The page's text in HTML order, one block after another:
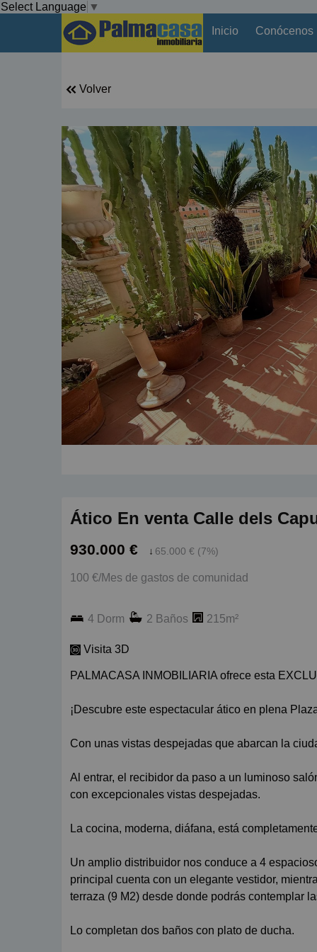
Select Language ▼
Inicio
Conócenos
Volver
Ático En venta Calle dels
930.000 € ↓ 65.000 € (7%)
100 €/Mes de gastos de comunidad
4 Dorm 2 Baños 215m²
Visita 3D
PALMACASA INMOBILIARIA ofrece esta
¡Descubre este espectacular ático en plena
Con unas vistas despejadas que abarcan la
Al entrar, el recibidor da paso a un luminoso
con excepcionales vistas despejadas.
La cocina, moderna, diáfana, está
Un amplio distribuidor nos conduce a 4
principal cuenta con un elegante vestidor,
terraza (9 M2) desde donde podrás contemplar
Lo completan dos baños con plato de ducha.